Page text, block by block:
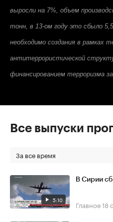
выросли на 7%, объем
тонн, в 13-ом году это сбыло
необходимо создания в рамках
антитеррористической
финансированием терроризма
Все выпуски
За все время
5:10
В Сирии
Главное18